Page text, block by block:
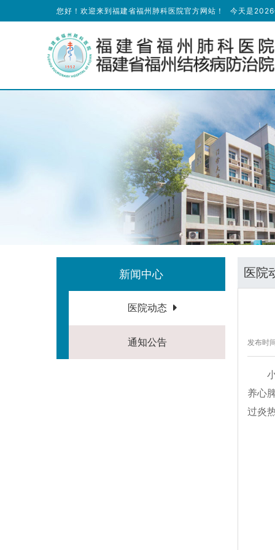
您好！欢迎来到福建省福州肺科医院官方网站！ 今天是
新闻中心
医院动态
通知公告
医院
发布时
养心
过炎